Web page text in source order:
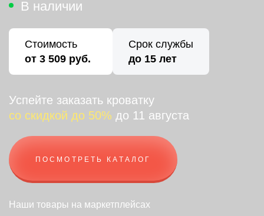
В наличии
Стоимость
от 3 509 руб.
Срок службы
до 15 лет
Успейте заказать кроватку
со скидкой до 50% до 11 августа
ПОСМОТРЕТЬ КАТАЛОГ
Наши товары на маркетплейсах